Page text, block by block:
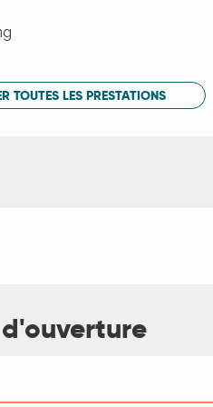
TOUTES LES PRESTATIONS